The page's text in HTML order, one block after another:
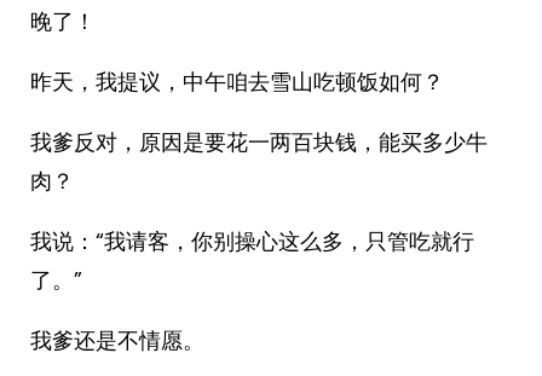
晚了！
昨天，我提议，中午咱去雪山吃顿饭如何？
我爹反对，原因是要花一两百块钱，能买多少牛
肉？
我说：“我请客，你别操心这么多，只管吃就行
了。”
我爹还是不情愿。